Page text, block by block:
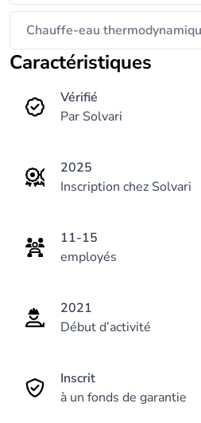
Chauffe-eau
Caractéristiques
Vérifié
Par Solvari
2025
Inscription chez Solvari
11-15
employés
2021
Début d’activité
Inscrit
à un fonds de garantie